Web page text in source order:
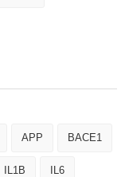
APP BACE1
IL1B IL6